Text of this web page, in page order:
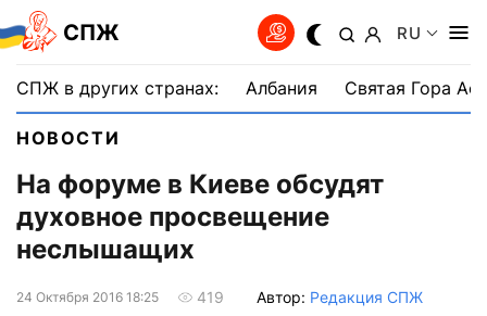
СПЖ RU
СПЖ в других странах: Албания Святая Гора
НОВОСТИ
На форуме в Киеве обсудят
духовное просвещение
неслышащих
24 Октября 2016 18:25 419 Автор: Редакция СПЖ